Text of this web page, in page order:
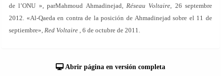
de l’ONU », parMahmoud Ahmadinejad, Réseau Voltaire, 26 septembre
2012. «Al-Qaeda en contra de la posición de Ahmadinejad sobre el 11 de
septiembre», Red Voltaire , 6 de octubre de 2011.
Abrir página en versión completa